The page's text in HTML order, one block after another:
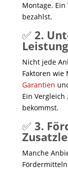
Montage.
bezahlst.
✅ 2.
Nicht jede
Faktoren wie
Garantien
Ein
bekommst.
✅ 3.
Manche